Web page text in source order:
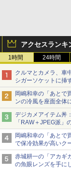
アクセスランキ
1時間 24時間
クルマとカメラ、車
シガーソケットに挿
スマートタグ - デジ
岡嶋和幸の「あとで
ンの冷風を座面全体
カメ Watch
デジカメアイテム丼
「RAW＋JPEG派
カメラデフォルトの
「Filmator」
岡嶋和幸の「あとで
で保冷効果が高いク
Watch
赤城耕一の「アカギ
の魚眼レンズを手に